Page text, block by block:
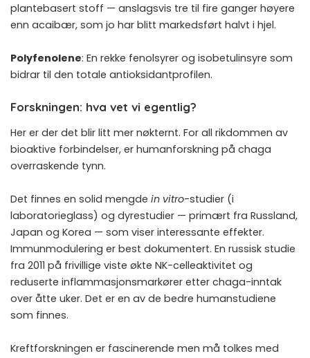
plantebasert stoff — anslagsvis tre til fire ganger høyere
enn acaibær, som jo har blitt markedsført halvt i hjel.
Polyfenolene: En rekke fenolsyrer og isobetulinsyre som
bidrar til den totale antioksidantprofilen.
Forskningen: hva vet vi egentlig?
Her er der det blir litt mer nøkternt. For all rikdommen av
bioaktive forbindelser, er humanforskning på chaga
overraskende tynn.
Det finnes en solid mengde in vitro-studier (i
laboratorieglass) og dyrestudier — primært fra Russland,
Japan og Korea — som viser interessante effekter.
Immunmodulering er best dokumentert. En russisk studie
fra 2011 på frivillige viste økte NK-celleaktivitet og
reduserte inflammasjonsmarkører etter chaga-inntak
over åtte uker. Det er en av de bedre humanstudiene
som finnes.
Kreftforskningen er fascinerende men må tolkes med